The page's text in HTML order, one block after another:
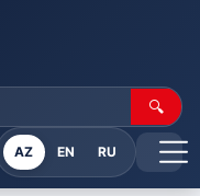
🔍
AZ EN RU